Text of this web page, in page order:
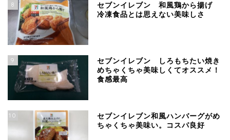
8
セブンイレブン 和風鶏から揚げ
冷凍食品とは思えない美味しさ
9
セブンイレブン しろもちたい焼き
めちゃくちゃ美味しくてオススメ！
食感最高
10
セブンイレブン和風ハンバーグがめ
ちゃくちゃ美味い。コスパ良好